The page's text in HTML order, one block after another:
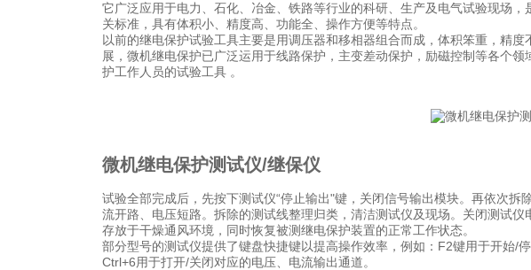
它广泛应用于电力、石化、冶金、铁路等行业的科研、生产及电气试验现场
关标准，具有体积小、精度高、功能全、操作方便等特点。
以前的继电保护试验工具主要是用调压器和移相器组合而成，体积笨重，精
展，微机继电保护已广泛运用于线路保护，主变差动保护，励磁控制等各个
护工作人员的试验工具 。
微机继电保护测试仪/继保仪
试验全部完成后，先按下测试仪“停止输出"键，关闭信号输出模块。再依次
流开路、电压短路。拆除的测试线整理归类，清洁测试仪及现场。关闭测试
存放于干燥通风环境，同时恢复被测继电保护装置的正常工作状态。
部分型号的测试仪提供了键盘快捷键以提高操作效率，例如：F2键用于开始/
Ctrl+6用于打开/关闭对应的电压、电流输出通道。